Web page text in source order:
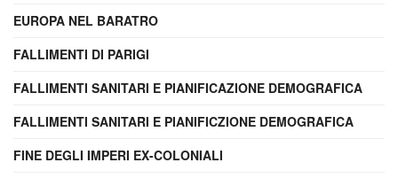
EUROPA NEL BARATRO
FALLIMENTI DI PARIGI
FALLIMENTI SANITARI E PIANIFICAZIONE DEMOGRAFICA
FALLIMENTI SANITARI E PIANIFICZIONE DEMOGRAFICA
FINE DEGLI IMPERI EX-COLONIALI